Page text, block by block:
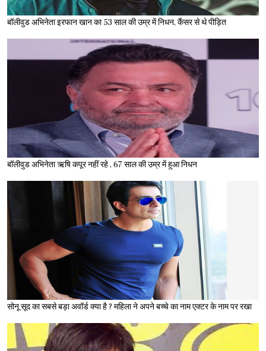
बॉलीवुड अभिनेता इरफान खान का 53 साल की उम्र में निधन, कैंसर से थे पीड़ित
बॉलीवुड अभिनेता ऋषि कपूर नहीं रहे , 67 साल की उम्र में हुआ निधन
सोनू सूद का सबसे बड़ा अवॉर्ड क्या है ? महिला ने अपने बच्चे का नाम एक्टर के नाम पर रखा